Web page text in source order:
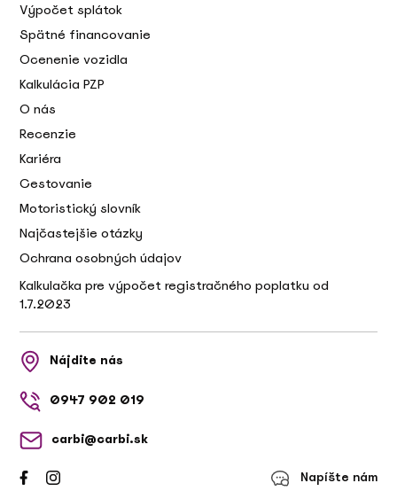
Výpočet splátok
Spätné financovanie
Ocenenie vozidla
Kalkulácia PZP
O nás
Recenzie
Kariéra
Cestovanie
Motoristický slovník
Najčastejšie otázky
Ochrana osobných údajov
Kalkulačka pre výpočet registračného poplatku od
1.7.2023
Nájdite nás
0947 902 019
carbi@carbi.sk
Napíšte nám